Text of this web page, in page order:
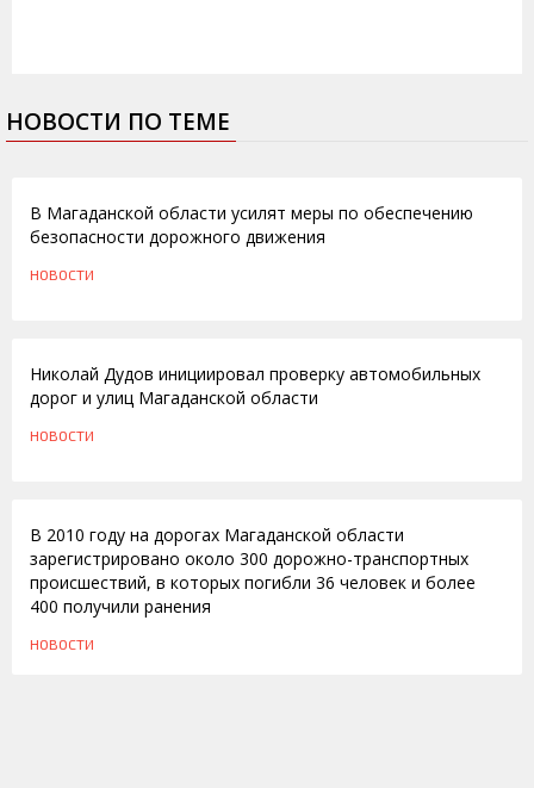
НОВОСТИ ПО ТЕМЕ
В Магаданской области усилят меры по обеспечению
безопасности дорожного движения
НОВОСТИ
Николай Дудов инициировал проверку автомобильных
дорог и улиц Магаданской области
НОВОСТИ
В 2010 году на дорогах Магаданской области
зарегистрировано около 300 дорожно-транспортных
происшествий, в которых погибли 36 человек и более
400 получили ранения
НОВОСТИ